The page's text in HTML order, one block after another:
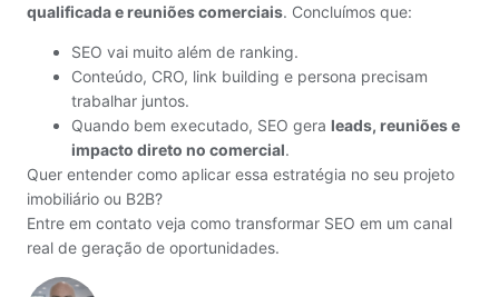
qualificada e reuniões comerciais. Concluímos que:
SEO vai muito além de ranking.
Conteúdo, CRO, link building e persona precisam
trabalhar juntos.
Quando bem executado, SEO gera leads, reuniões e
impacto direto no comercial.
Quer entender como aplicar essa estratégia no seu projeto
imobiliário ou B2B?
Entre em contato veja como transformar SEO em um canal
real de geração de oportunidades.